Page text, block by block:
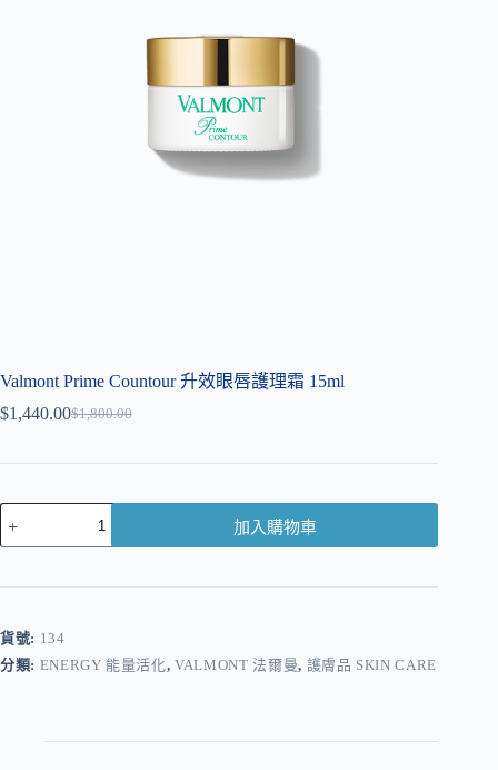
Valmont Prime Countour 升效眼唇護理霜 15ml
$1,800.00
$1,440.00
加入購物車
r
n
a
貨號: 134
分類: ENERGY 能量活化,VALMONT 法爾曼, 護膚品 SKIN CARE